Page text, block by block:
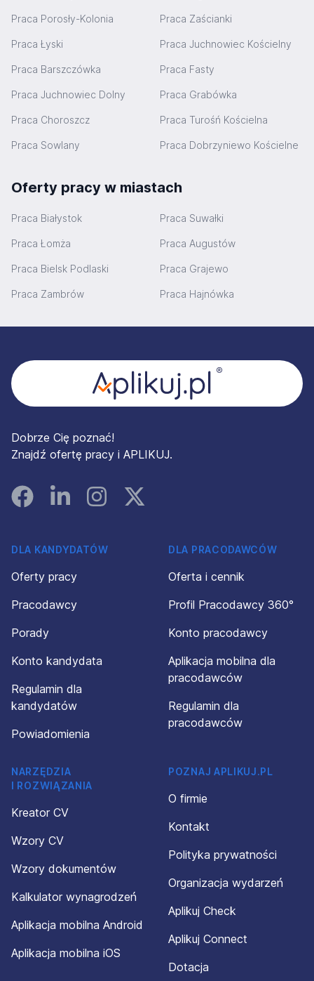
Praca Porosły-Kolonia Praca Zaścianki
Praca Łyski Praca Juchnowiec Kościelny
Praca Barszczówka Praca Fasty
Praca Juchnowiec Dolny Praca Grabówka
Praca Choroszcz Praca Turośń Kościelna
Praca Sowlany Praca Dobrzyniewo Kościelne
Oferty pracy w miastach
Praca Białystok Praca Suwałki
Praca Łomża Praca Augustów
Praca Bielsk Podlaski Praca Grajewo
Praca Zambrów Praca Hajnówka
Dobrze Cię poznać!
Znajdź ofertę pracy i APLIKUJ.
FacebookLinked InInstagramInstagram
DLA KANDYDATÓW
Oferty pracy
Pracodawcy
Porady
Konto kandydata
Regulamin dla
kandydatów
Powiadomienia
DLA PRACODAWCÓW
Oferta i cennik
Profil Pracodawcy 360°
Konto pracodawcy
Aplikacja mobilna dla
pracodawców
Regulamin dla
pracodawców
NARZĘDZIA
I ROZWIĄZANIA
Kreator CV
Wzory CV
Wzory dokumentów
Kalkulator wynagrodzeń
Aplikacja mobilna Android
Aplikacja mobilna iOS
POZNAJ APLIKUJ.PL
O firmie
Kontakt
Polityka prywatności
Organizacja wydarzeń
Aplikuj Check
Aplikuj Connect
Dotacja